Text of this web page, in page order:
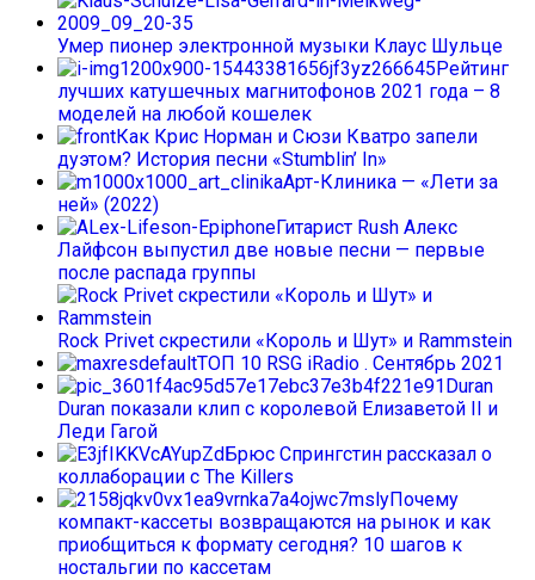
Умер пионер электронной музыки Клаус Шульце
Рейтинг
лучших катушечных магнитофонов 2021 года – 8
моделей на любой кошелек
Как Крис Норман и Сюзи Кватро запели
дуэтом? История песни «Stumblin’ In»
Арт-Клиника — «Лети за
ней» (2022)
Гитарист Rush Алекс
Лайфсон выпустил две новые песни — первые
после распада группы
Rock Privet скрестили «Король и Шут» и Rammstein
ТОП 10 RSG iRadio . Сентябрь 2021
Duran
Duran показали клип с королевой Елизаветой II и
Леди Гагой
Брюс Спрингстин рассказал о
коллаборации с The Killers
Почему
компакт-кассеты возвращаются на рынок и как
приобщиться к формату сегодня? 10 шагов к
ностальгии по кассетам